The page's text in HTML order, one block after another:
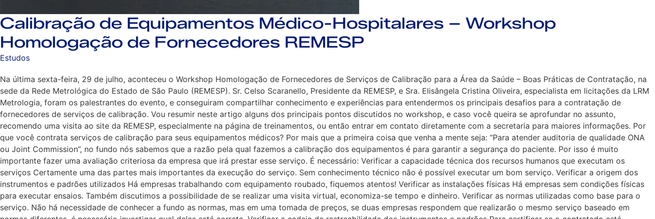
Calibração de Equipamentos Médico-Hospitalares – Workshop
Homologação de Fornecedores REMESP
Estudos
Na última sexta-feira, 29 de julho, aconteceu o Workshop Homologação de Fornecedores de Serviços de Calibração para a Área da Saúde – Boas Práticas de Contratação, na
sede da Rede Metrológica do Estado de São Paulo (REMESP). Sr. Celso Scaranello, Presidente da REMESP, e Sra. Elisângela Cristina Oliveira, especialista em licitações da LRM
Metrologia, foram os palestrantes do evento, e conseguiram compartilhar conhecimento e experiências para entendermos os principais desafios para a contratação de
fornecedores de serviços de calibração. Vou resumir neste artigo alguns dos principais pontos discutidos no workshop, e caso você queira se aprofundar no assunto,
recomendo uma visita ao site da REMESP, especialmente na página de treinamentos, ou então entrar em contato diretamente com a secretaria para maiores informações. Por
que você contrata serviços de calibração para seus equipamentos médicos? Por mais que a primeira coisa que venha a mente seja: “Para atender auditoria de qualidade ONA
ou Joint Commission”, no fundo nós sabemos que a razão pela qual fazemos a calibração dos equipamentos é para garantir a segurança do paciente. Por isso é muito
importante fazer uma avaliação criteriosa da empresa que irá prestar esse serviço. É necessário: Verificar a capacidade técnica dos recursos humanos que executam os
serviços Certamente uma das partes mais importantes da execução do serviço. Sem conhecimento técnico não é possível executar um bom serviço. Verificar a origem dos
instrumentos e padrões utilizados Há empresas trabalhando com equipamento roubado, fiquemos atentos! Verificar as instalações físicas Há empresas sem condições físicas
para executar ensaios. Também discutimos a possibilidade de se realizar uma visita virtual, economiza-se tempo e dinheiro. Verificar as normas utilizadas como base para o
serviço. Não há necessidade de conhecer a fundo as normas, mas em uma tomada de preços, se duas empresas respondem que realizarão o mesmo serviço baseado em